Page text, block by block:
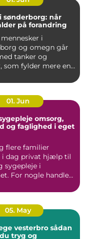
sønderborg: når
på forandring
i
og omegn går
tanker og
som fylder mere end
01. Jun
omsorg,
og faglighed i eget
flere familier
dag privat hjælp til
sygepleje i
For nogle handle...
05. May
vesterbro sådan
tryg og